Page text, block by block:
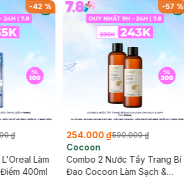
-42 %
₫
Làm
400ml
-57 %
254.000 ₫590.000 ₫
Cocoon
Combo 2 Nước Tẩy Trang Bí
Đao Cocoon Làm Sạch &